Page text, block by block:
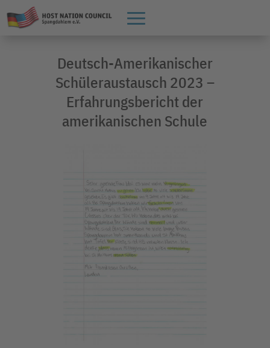
Deutsch-Amerikanischer
Schüleraustausch 2023 –
Erfahrungsbericht der
amerikanischen Schule